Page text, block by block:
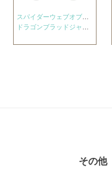
ドラゴンブラッドジャスパー
その他